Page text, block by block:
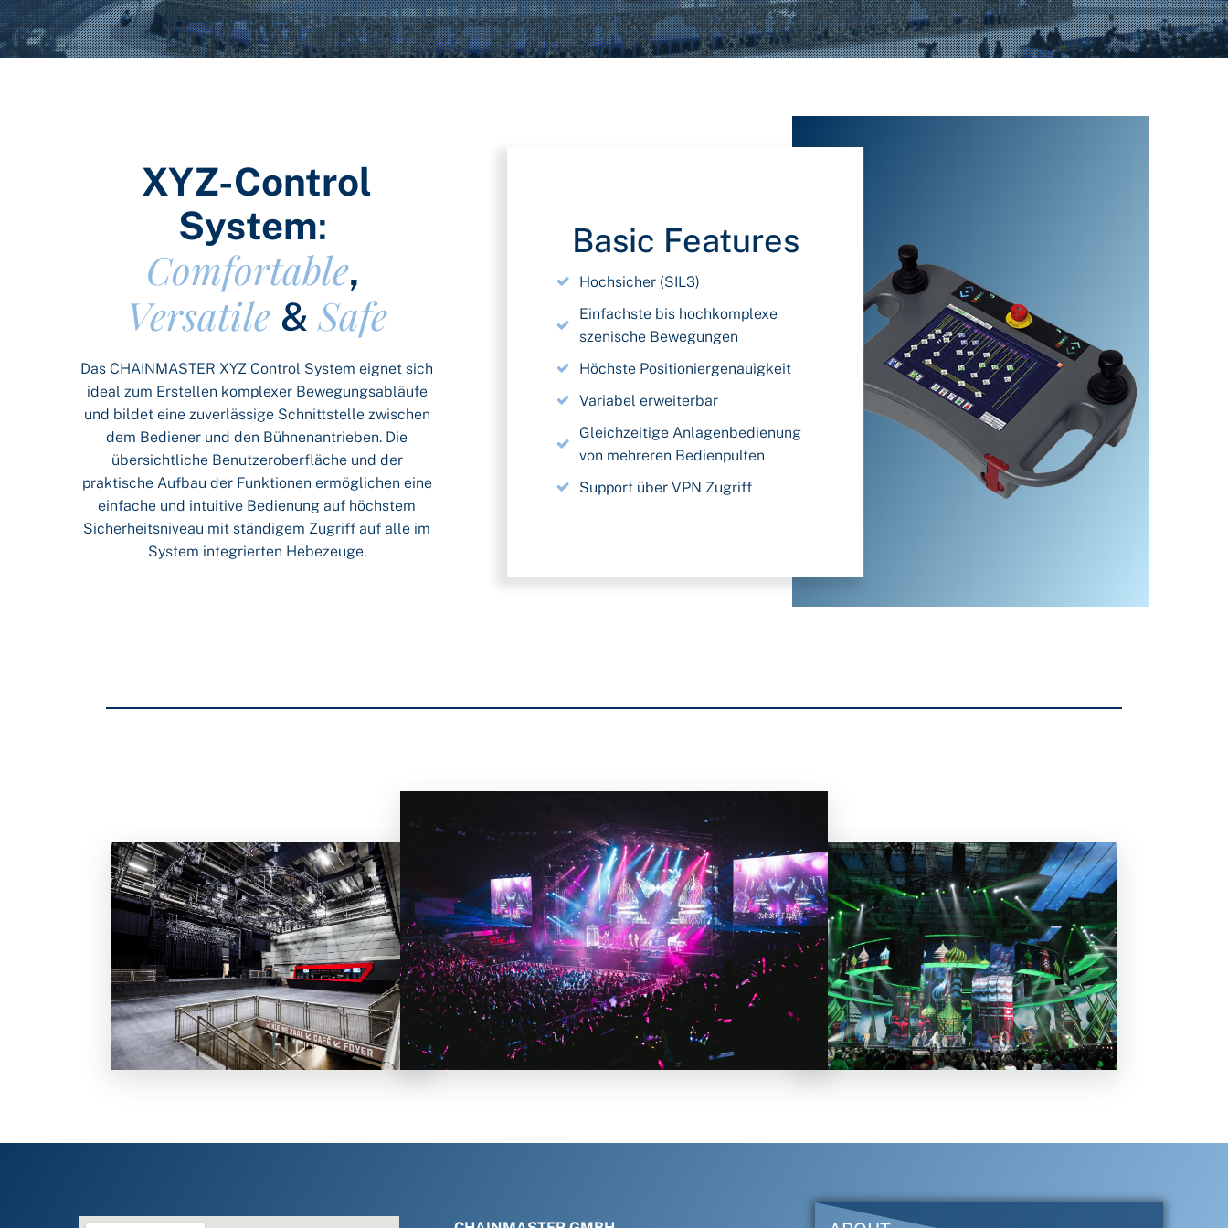
XYZ-Control
System:
Comfortable,
Versatile & Safe
Das CHAINMASTER XYZ Control System eignet sich
ideal zum Erstellen komplexer Bewegungsabläufe
und bildet eine zuverlässige Schnittstelle zwischen
dem Bediener und den Bühnenantrieben. Die
übersichtliche Benutzeroberfläche und der
praktische Aufbau der Funktionen ermöglichen eine
einfache und intuitive Bedienung auf höchstem
Sicherheitsniveau mit ständigem Zugriff auf alle im
System integrierten Hebezeuge.
Basic Features
Hochsicher (SIL3)
Einfachste bis hochkomplexe
szenische Bewegungen
Höchste Positioniergenauigkeit
Variabel erweiterbar
Gleichzeitige Anlagenbedienung
von mehreren Bedienpulten
Support über VPN Zugriff